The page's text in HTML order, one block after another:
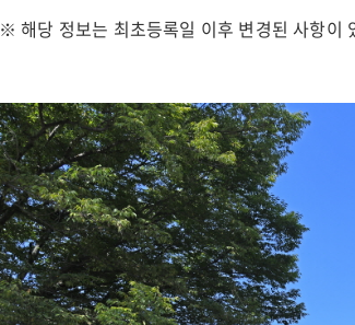
:
※ 해당 정보는 최초등록일 이후 변경된 사항이